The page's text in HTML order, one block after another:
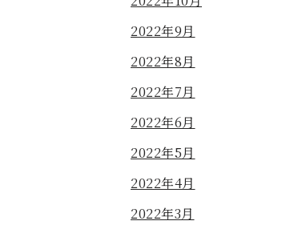
2022年9月
2022年8月
2022年7月
2022年6月
2022年5月
2022年4月
2022年3月